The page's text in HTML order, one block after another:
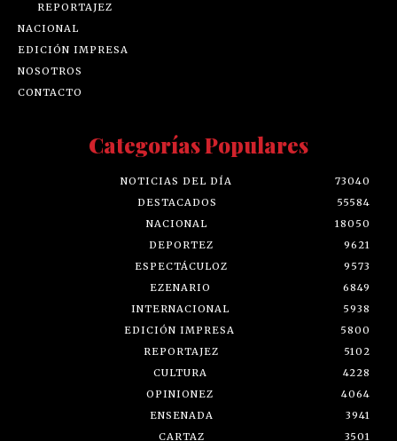
REPORTAJEZ
NACIONAL
EDICIÓN IMPRESA
NOSOTROS
CONTACTO
Categorías Populares
NOTICIAS DEL DÍA
73040
DESTACADOS
55584
NACIONAL
18050
DEPORTEZ
9621
ESPECTÁCULOZ
9573
EZENARIO
6849
INTERNACIONAL
5938
EDICIÓN IMPRESA
5800
REPORTAJEZ
5102
CULTURA
4228
OPINIONEZ
4064
ENSENADA
3941
CARTAZ
3501